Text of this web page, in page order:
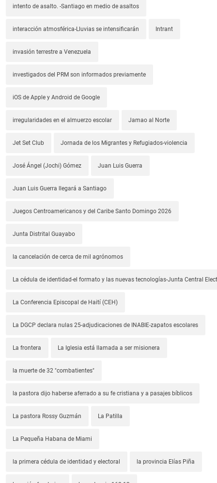
intento de asalto. -Santiago en medio de asaltos
interacción atmosférica-Lluvias se intensificarán Intrant
invasión terrestre a Venezuela
investigados del PRM son informados previamente
iOS de Apple y Android de Google
irregularidades en el almuerzo escolar Jamao al Norte
Jet Set Club Jornada de los Migrantes y Refugiados-violencia
José Ángel (Jochi) Gómez Juan Luis Guerra
Juan Luis Guerra llegará a Santiago
Juegos Centroamericanos y del Caribe Santo Domingo 2026
Junta Distrital Guayabo
la cancelación de cerca de mil agrónomos
La cédula de identidad-el formato y las nuevas tecnologías-Junta Central
La Conferencia Episcopal de Haití (CEH)
La DGCP declara nulas 25-adjudicaciones de INABIE-zapatos escolares
La frontera La Iglesia está llamada a ser misionera
la muerte de 32 "combatientes"
la pastora dijo haberse aferrado a su fe cristiana y a pasajes bíblicos
La pastora Rossy Guzmán La Patilla
La Pequeña Habana de Miami
la primera cédula de identidad y electoral la provincia Elías Piña